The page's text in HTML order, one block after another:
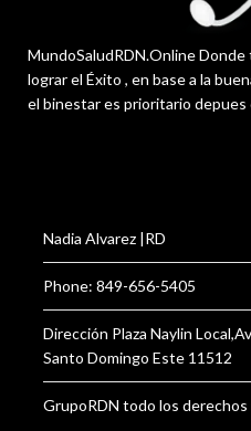
MundoSaludRDN.Online Donde
lograr el Éxito , en base a la
el binestar es prioritario depues
Nadia Alvarez |RD
Phone: 849-656-5405
Dirección Plaza Naylin
Santo Domingo Este 11512
GrupoRDN todo los